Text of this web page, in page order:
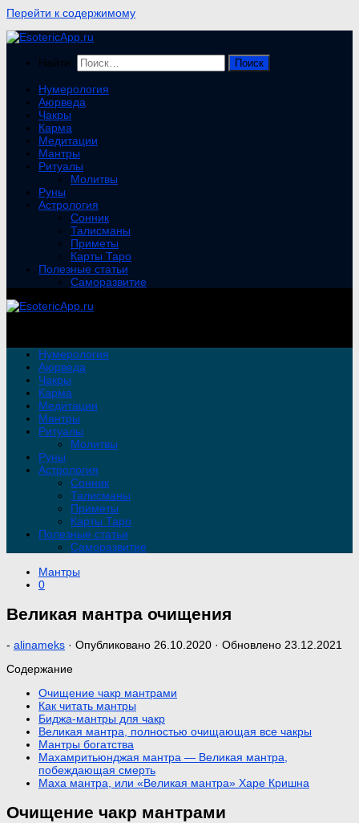
Перейти к содержимому
Найти:
Нумерология
Аюрведа
Чакры
Карма
Медитации
Мантры
Ритуалы
Молитвы
Руны
Астрология
Сонник
Талисманы
Приметы
Карты Таро
Полезные статьи
Саморазвитие
Нумерология
Аюрведа
Чакры
Карма
Медитации
Мантры
Ритуалы
Молитвы
Руны
Астрология
Сонник
Талисманы
Приметы
Карты Таро
Полезные статьи
Саморазвитие
Мантры
0
Великая мантра очищения
- alinameks · Опубликовано 26.10.2020 · Обновлено 23.12.2021
Содержание
Очищение чакр мантрами
Как читать мантры
Биджа-мантры для чакр
Великая мантра, полностью очищающая все чакры
Мантры богатства
Махамритьюнджая мантра — Великая мантра,
побеждающая смерть
Маха мантра, или «Великая мантра» Харе Кришна
Очищение чакр мантрами